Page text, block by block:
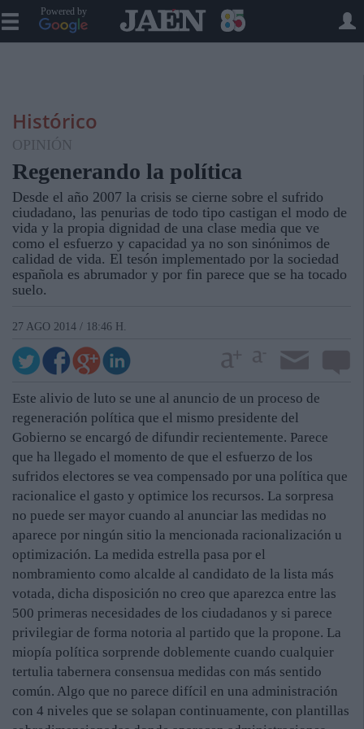
Powered by
Histórico
OPINIÓN
Regenerando la política
Desde el año 2007 la crisis se cierne sobre el sufrido
ciudadano, las penurias de todo tipo castigan el modo de
vida y la propia dignidad de una clase media que ve
como el esfuerzo y capacidad ya no son sinónimos de
calidad de vida. El tesón implementado por la sociedad
española es abrumador y por fin parece que se ha tocado
suelo.
27 AGO 2014 / 18:46 H.
Este alivio de luto se une al anuncio de un proceso de
regeneración política que el mismo presidente del
Gobierno se encargó de difundir recientemente. Parece
que ha llegado el momento de que el esfuerzo de los
sufridos electores se vea compensado por una política que
racionalice el gasto y optimice los recursos. La sorpresa
no puede ser mayor cuando al anunciar las medidas no
aparece por ningún sitio la mencionada racionalización u
optimización. La medida estrella pasa por el
nombramiento como alcalde al candidato de la lista más
votada, dicha disposición no creo que aparezca entre las
500 primeras necesidades de los ciudadanos y si parece
privilegiar de forma notoria al partido que la propone. La
miopía política sorprende doblemente cuando cualquier
tertulia tabernera consensua medidas con más sentido
común. Algo que no parece difícil en una administración
con 4 niveles que se solapan continuamente, con plantillas